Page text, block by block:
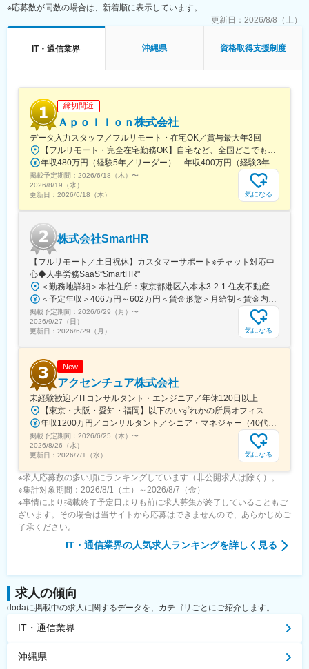
町駅、三越前駅、半蔵門駅、永田町駅、京急蒲田駅、外苑前駅、
都庁前駅、参宮橋駅、井の頭公園駅、立川北駅、京王八王子駅、
東池袋駅、川崎駅、桜木町駅、伊勢佐木長者町駅、高島町駅、二
西早稲田駅、海の公園南口駅、府中本町駅、新丸子駅、西太子堂
鉄名古屋駅、三宮駅(神戸市営)、猿猴橋町駅、二本木口駅、なにわ
橋駅、長堀橋駅、野田駅(阪神線)、京橋駅(大阪府)、福島駅(大阪
府・阪神線)、花田口駅、土居駅(大阪府)、薬院大通駅、天神南
駅、旦過駅、水天宮前駅、馬喰町駅、有明テニスの森駅、鮫洲
駅、高輪台駅、大門駅(東京都)、築地市場駅、芝公園駅、溜池山王
駅、明治神宮前駅、西新宿五丁目駅、立川南駅、都電雑司ケ谷
駅、馬車道駅、日本大通り駅、多摩センター駅、東北沢駅、北１
２条駅、あおば通駅、第一通り駅、鹿児島中央駅、壺川駅
※応募数が同数の場合は、新着順に表示しています。
更新日： 2026/8/8（土）
IT・通信業界 沖縄県 資格取得支援制度
締切間近
Ａｐｏｌｌｏｎ株式会社
データ入力スタッフ／フルリモート・在宅OK／賞与最大年3回
掲載予定期間： 2026/6/18（木） 〜
2026/8/19（水）
更新日： 2026/6/18（木） 気になる
株式会社SmartHR
【フルリモート／土日祝休】カスタマーサポート※チャット対応中
心◆人事労務SaaS”SmartHR"
掲載予定期間： 2026/6/29（月） 〜
2026/9/27（日）
更新日： 2026/6/29（月） 気になる
New
アクセンチュア株式会社
未経験歓迎／ITコンサルタント・エンジニア／年休120日以上
掲載予定期間： 2026/6/25（木） 〜
2026/8/26（水）
更新日： 2026/7/1（水） 気になる
※求人応募数の多い順にランキングしています（非公開求人は除く）。
※集計対象期間：2026/8/1（土）～2026/8/7（金）
※事情により掲載終了予定日よりも前に求人募集が終了していることもご
ざいます。その場合は当サイトから応募はできませんので、あらかじめご
了承ください。
IT・通信業界の人気求人ランキングを詳しく見る
求人の傾向
dodaに掲載中の求人に関するデータを、カテゴリごとにご紹介します。
IT・通信業界
沖縄県